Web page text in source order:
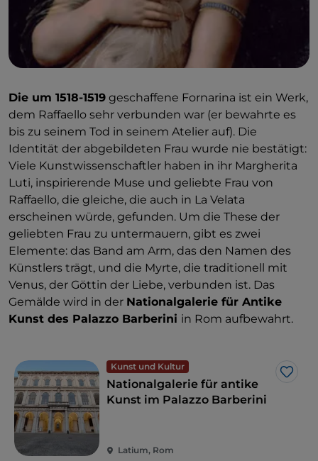
Die um 1518-1519 geschaffene Fornarina ist ein Werk,
dem Raffaello sehr verbunden war (er bewahrte es
bis zu seinem Tod in seinem Atelier auf). Die
Identität der abgebildeten Frau wurde nie bestätigt:
Viele Kunstwissenschaftler haben in ihr Margherita
Luti, inspirierende Muse und geliebte Frau von
Raffaello, die gleiche, die auch in La Velata
erscheinen würde, gefunden. Um die These der
geliebten Frau zu untermauern, gibt es zwei
Elemente: das Band am Arm, das den Namen des
Künstlers trägt, und die Myrte, die traditionell mit
Venus, der Göttin der Liebe, verbunden ist. Das
Gemälde wird in der Nationalgalerie für Antike
Kunst des Palazzo Barberini in Rom aufbewahrt.
Kunst und Kultur
Like
Nationalgalerie für antike
Kunst im Palazzo Barberini
Latium, Rom